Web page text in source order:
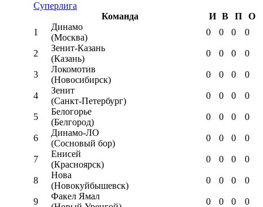
Суперлига
Команда
И В П
О
1
Динамо
(Москва)
0 0 0 0
2
Зенит-Казань
(Казань)
0 0 0 0
3
Локомотив
(Новосибирск)
0 0 0 0
4
Зенит
(Санкт-Петербург)
0 0 0 0
5
Белогорье
(Белгород)
0 0 0 0
6
Динамо-ЛО
(Сосновый бор)
0 0 0 0
7
Енисей
(Красноярск)
0 0 0 0
8
Нова
(Новокуйбышевск)
0 0 0 0
9
Факел Ямал
0 0 0 0